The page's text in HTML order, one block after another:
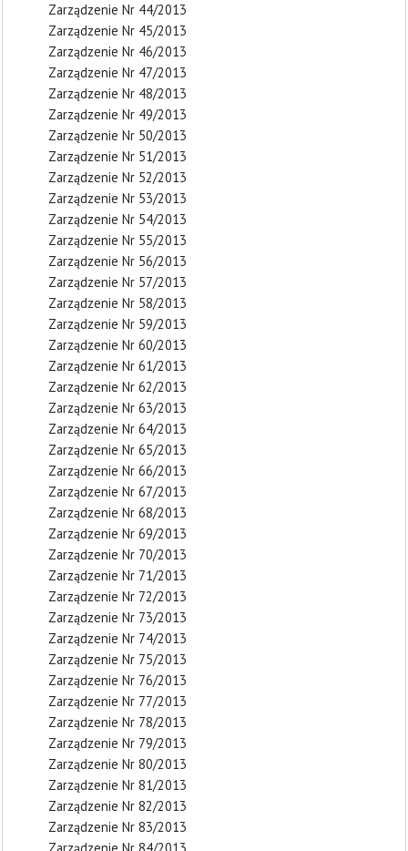
Zarządzenie Nr 44/2013
Zarządzenie Nr 45/2013
Zarządzenie Nr 46/2013
Zarządzenie Nr 47/2013
Zarządzenie Nr 48/2013
Zarządzenie Nr 49/2013
Zarządzenie Nr 50/2013
Zarządzenie Nr 51/2013
Zarządzenie Nr 52/2013
Zarządzenie Nr 53/2013
Zarządzenie Nr 54/2013
Zarządzenie Nr 55/2013
Zarządzenie Nr 56/2013
Zarządzenie Nr 57/2013
Zarządzenie Nr 58/2013
Zarządzenie Nr 59/2013
Zarządzenie Nr 60/2013
Zarządzenie Nr 61/2013
Zarządzenie Nr 62/2013
Zarządzenie Nr 63/2013
Zarządzenie Nr 64/2013
Zarządzenie Nr 65/2013
Zarządzenie Nr 66/2013
Zarządzenie Nr 67/2013
Zarządzenie Nr 68/2013
Zarządzenie Nr 69/2013
Zarządzenie Nr 70/2013
Zarządzenie Nr 71/2013
Zarządzenie Nr 72/2013
Zarządzenie Nr 73/2013
Zarządzenie Nr 74/2013
Zarządzenie Nr 75/2013
Zarządzenie Nr 76/2013
Zarządzenie Nr 77/2013
Zarządzenie Nr 78/2013
Zarządzenie Nr 79/2013
Zarządzenie Nr 80/2013
Zarządzenie Nr 81/2013
Zarządzenie Nr 82/2013
Zarządzenie Nr 83/2013